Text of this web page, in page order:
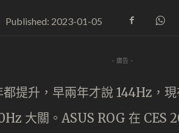
Published: 2023-01-05
- 廣告 -
提升，早兩年才說 144Hz，
大關。ASUS ROG 在 CES